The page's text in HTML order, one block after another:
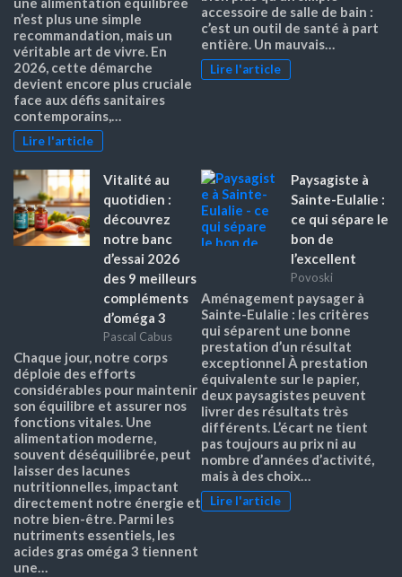
n’est plus une simple
recommandation, mais un
véritable art de vivre. En
2026, cette démarche
devient encore plus cruciale
face aux défis sanitaires
contemporains,…
Lire l'article
accessoire de salle de bain :
c’est un outil de santé à part
entière. Un mauvais…
Lire l'article
Vitalité au
quotidien :
découvrez
notre banc
d’essai 2026
des 9 meilleurs
compléments
d’oméga 3
Pascal Cabus
Chaque jour, notre corps
déploie des efforts
considérables pour maintenir
son équilibre et assurer nos
fonctions vitales. Une
alimentation moderne,
souvent déséquilibrée, peut
laisser des lacunes
nutritionnelles, impactant
directement notre énergie et
notre bien-être. Parmi les
nutriments essentiels, les
acides gras oméga 3 tiennent
une…
Paysagiste à
Sainte-Eulalie :
ce qui sépare le
bon de
l’excellent
Povoski
Aménagement paysager à
Sainte-Eulalie : les critères
qui séparent une bonne
prestation d’un résultat
exceptionnel À prestation
équivalente sur le papier,
deux paysagistes peuvent
livrer des résultats très
différents. L’écart ne tient
pas toujours au prix ni au
nombre d’années d’activité,
mais à des choix…
Lire l'article